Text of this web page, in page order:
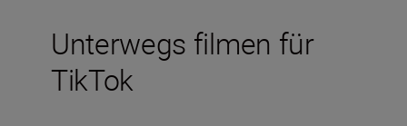
Unterwegs filmen für
TikTok